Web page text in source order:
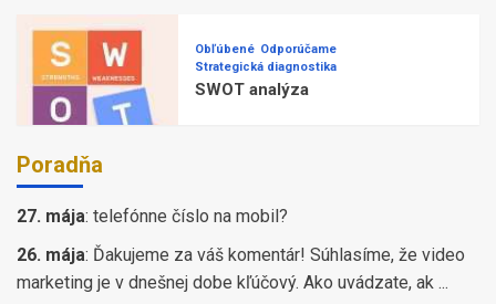
Obľúbené Odporúčame
Strategická diagnostika
SWOT analýza
Poradňa
27. mája: telefónne číslo na mobil?
26. mája: Ďakujeme za váš komentár! Súhlasíme, že video
marketing je v dnešnej dobe kľúčový. Ako uvádzate, ak ...